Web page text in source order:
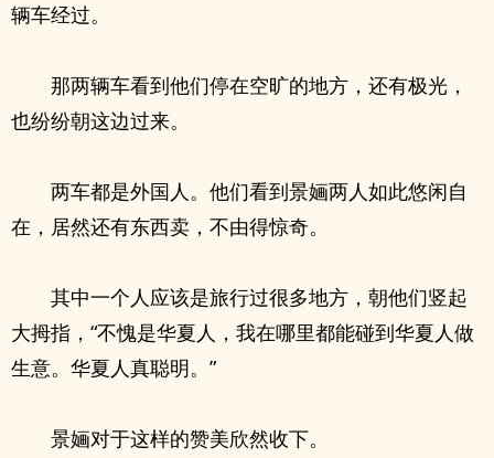
辆车经过。
那两辆车看到他们停在空旷的地方，还有极光，
也纷纷朝这边过来。
两车都是外国人。他们看到景婳两人如此悠闲自
在，居然还有东西卖，不由得惊奇。
其中一个人应该是旅行过很多地方，朝他们竖起
大拇指，“不愧是华夏人，我在哪里都能碰到华夏人做
生意。华夏人真聪明。”
景婳对于这样的赞美欣然收下。